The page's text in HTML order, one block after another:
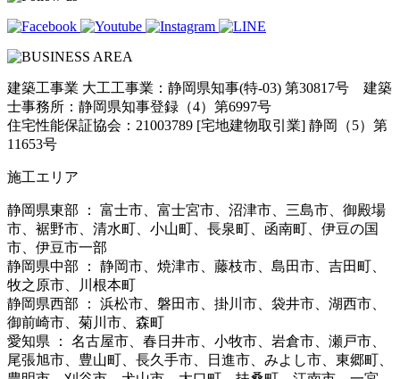
建築工事業 大工工事業：静岡県知事(特-03) 第30817号 建築
士事務所：静岡県知事登録（4）第6997号
住宅性能保証協会：21003789 [宅地建物取引業] 静岡（5）第
11653号
施工エリア
静岡県東部 ： 富士市、富士宮市、沼津市、三島市、御殿場
市、裾野市、清水町、小山町、長泉町、函南町、伊豆の国
市、伊豆市一部
静岡県中部 ： 静岡市、焼津市、藤枝市、島田市、吉田町、
牧之原市、川根本町
静岡県西部 ： 浜松市、磐田市、掛川市、袋井市、湖西市、
御前崎市、菊川市、森町
愛知県 ： 名古屋市、春日井市、小牧市、岩倉市、瀬戸市、
尾張旭市、豊山町、長久手市、日進市、みよし市、東郷町、